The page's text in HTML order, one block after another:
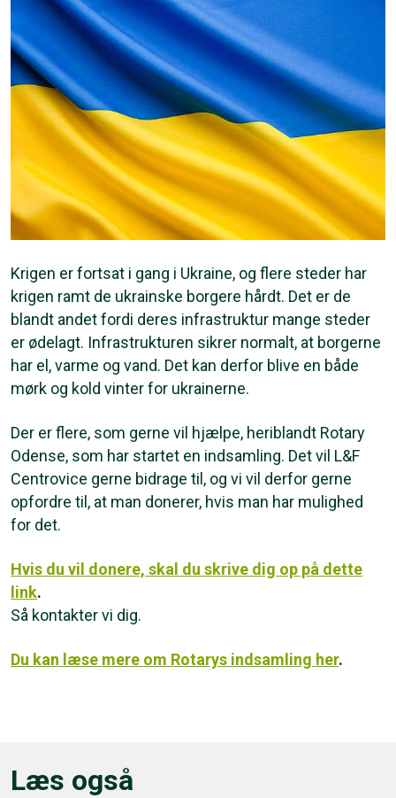
Krigen er fortsat i gang i Ukraine, og flere steder har
krigen ramt de ukrainske borgere hårdt. Det er de
blandt andet fordi deres infrastruktur mange steder
er ødelagt. Infrastrukturen sikrer normalt, at borgerne
har el, varme og vand. Det kan derfor blive en både
mørk og kold vinter for ukrainerne.
Der er flere, som gerne vil hjælpe, heriblandt Rotary
Odense, som har startet en indsamling. Det vil L&F
Centrovice gerne bidrage til, og vi vil derfor gerne
opfordre til, at man donerer, hvis man har mulighed
for det.
Hvis du vil donere, skal du skrive dig op på dette
link.
Så kontakter vi dig.
Du kan læse mere om Rotarys indsamling her.
Læs også